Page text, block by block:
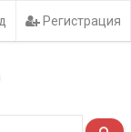
Регистрация